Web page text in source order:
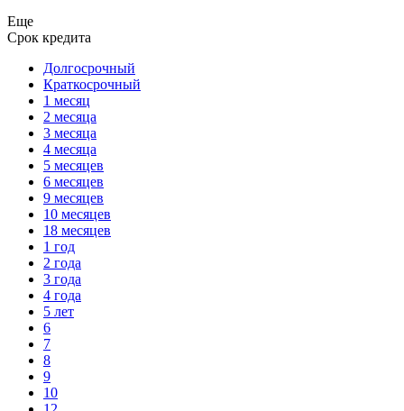
Еще
Срок кредита
Долгосрочный
Краткосрочный
1 месяц
2 месяца
3 месяца
4 месяца
5 месяцев
6 месяцев
9 месяцев
10 месяцев
18 месяцев
1 год
2 года
3 года
4 года
5 лет
6
7
8
9
10